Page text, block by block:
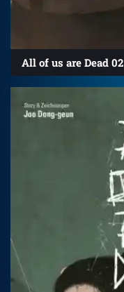
All of us are Dead 02